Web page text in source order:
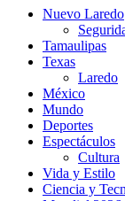
Nuevo Laredo
Tamaulipas
Texas
Laredo
México
Mundo
Deportes
Espectáculos
Cultura
Vida y Estilo
Ciencia y